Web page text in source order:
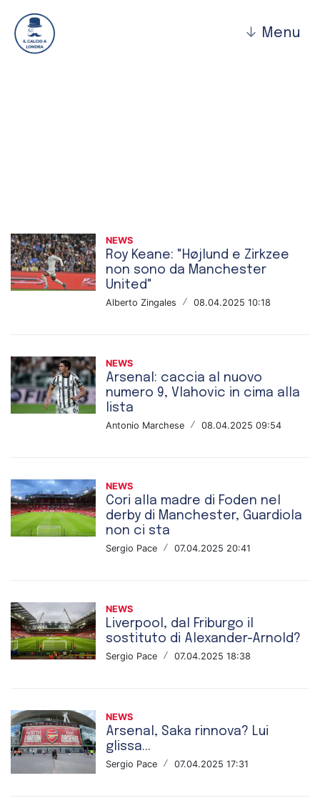
↓ Menu
NEWS
Roy Keane: "Højlund e Zirkzee
non sono da Manchester
United"
Alberto Zingales / 08.04.2025 10:18
NEWS
Arsenal: caccia al nuovo
numero 9, Vlahovic in cima alla
lista
Antonio Marchese / 08.04.2025 09:54
NEWS
Cori alla madre di Foden nel
derby di Manchester, Guardiola
non ci sta
Sergio Pace / 07.04.2025 20:41
NEWS
Liverpool, dal Friburgo il
sostituto di Alexander-Arnold?
Sergio Pace / 07.04.2025 18:38
NEWS
Arsenal, Saka rinnova? Lui
glissa...
Sergio Pace / 07.04.2025 17:31